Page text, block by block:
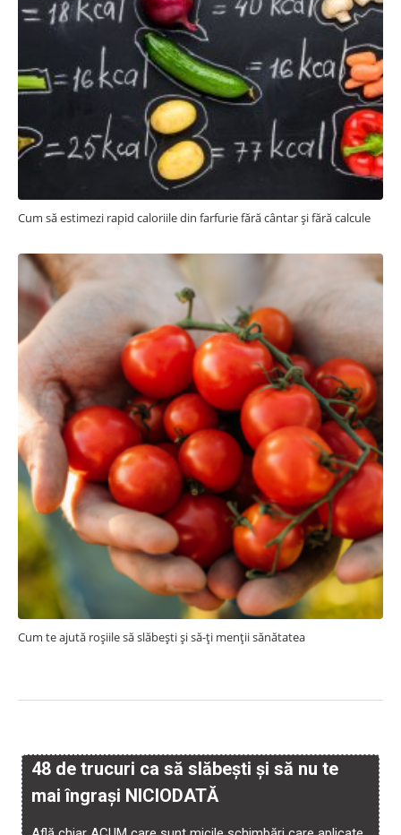
Cum să estimezi rapid caloriile din farfurie fără cântar și fără calcule
Cum te ajută roșiile să slăbești și să-ți menții sănătatea